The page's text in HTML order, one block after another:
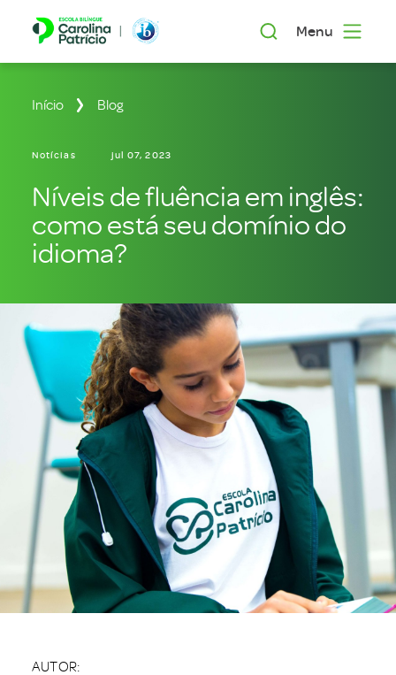
Menu
Início Blog
Notícias jul 07, 2023
Níveis de fluência em inglês:
como está seu domínio do
idioma?
AUTOR: